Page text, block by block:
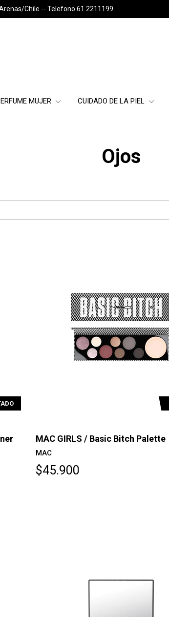
Chile -- Telefono 61 2211199
MUJER CUIDADO DE LA PIEL
Ojos
MAC GIRLS / Basic Bitch Palette
MAC
$45.900